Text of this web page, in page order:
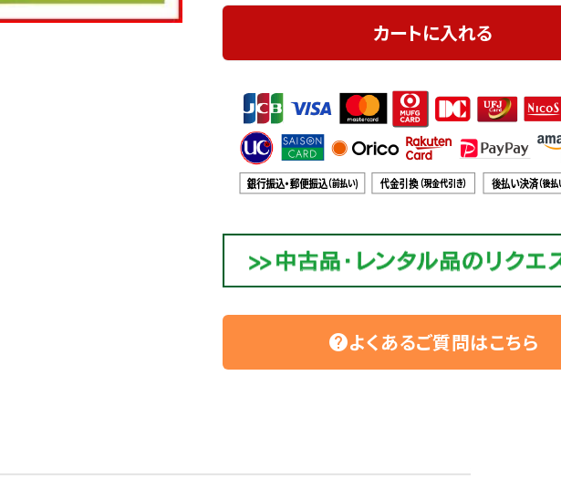
カートに入れる
helpよくあるご質問はこちら